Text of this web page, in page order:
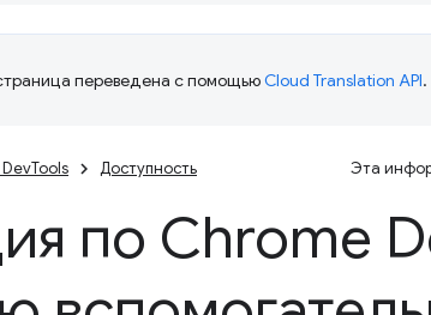
переведена с помощьюCloud Translation API.
Доступность Эта
по Chrome